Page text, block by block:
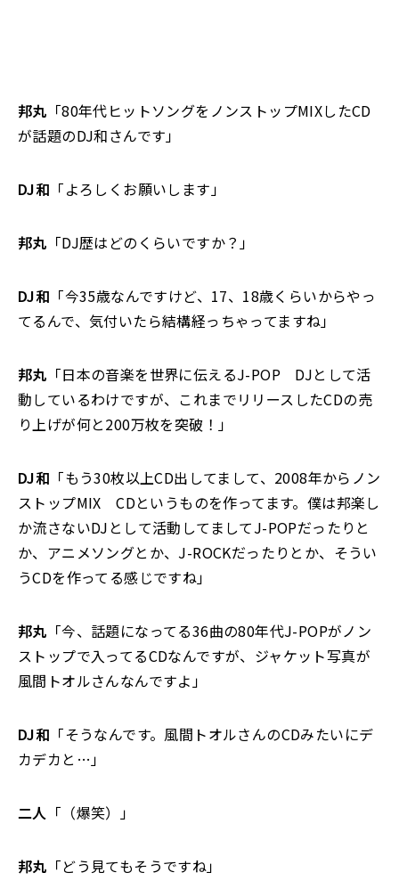
邦丸 「80年代ヒットソングをノンストップMIXしたCD
が話題のDJ和さんです」
DJ和 「よろしくお願いします」
邦丸 「DJ歴はどのくらいですか？」
DJ和 「今35歳なんですけど、17、18歳くらいからやっ
てるんで、気付いたら結構経っちゃってますね」
邦丸 「日本の音楽を世界に伝えるJ-POP DJとして活
動しているわけですが、これまでリリースしたCDの売
り上げが何と200万枚を突破！」
DJ和 「もう30枚以上CD出してまして、2008年からノン
ストップMIX CDというものを作ってます。僕は邦楽し
か流さないDJとして活動してましてJ-POPだったりと
か、アニメソングとか、J-ROCKだったりとか、そうい
うCDを作ってる感じですね」
邦丸 「今、話題になってる36曲の80年代J-POPがノン
ストップで入ってるCDなんですが、ジャケット写真が
風間トオルさんなんですよ」
DJ和 「そうなんです。風間トオルさんのCDみたいにデ
カデカと…」
二人 「（爆笑）」
邦丸 「どう見てもそうですね」